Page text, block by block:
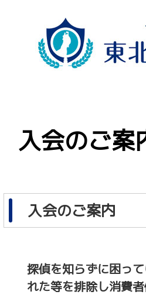
入会のご案
入会のご案内
探偵を知らずに困っ
れた等を排除し消費